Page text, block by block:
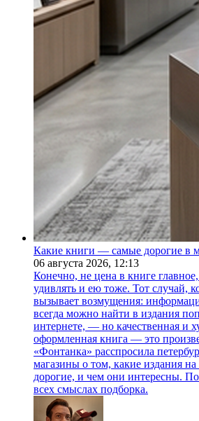
Какие книги — самые дорогие в
06 августа 2026, 12:13
Конечно, не цена в книге
удивлять и ею тоже. Тот случай,
вызывает возмущения:
всегда можно найти в издания
интернете, — но качественная и
оформленная книга — это
«Фонтанка» расспросила
магазины о том, какие издания
дорогие, и чем они интересны.
всех смыслах подборка.